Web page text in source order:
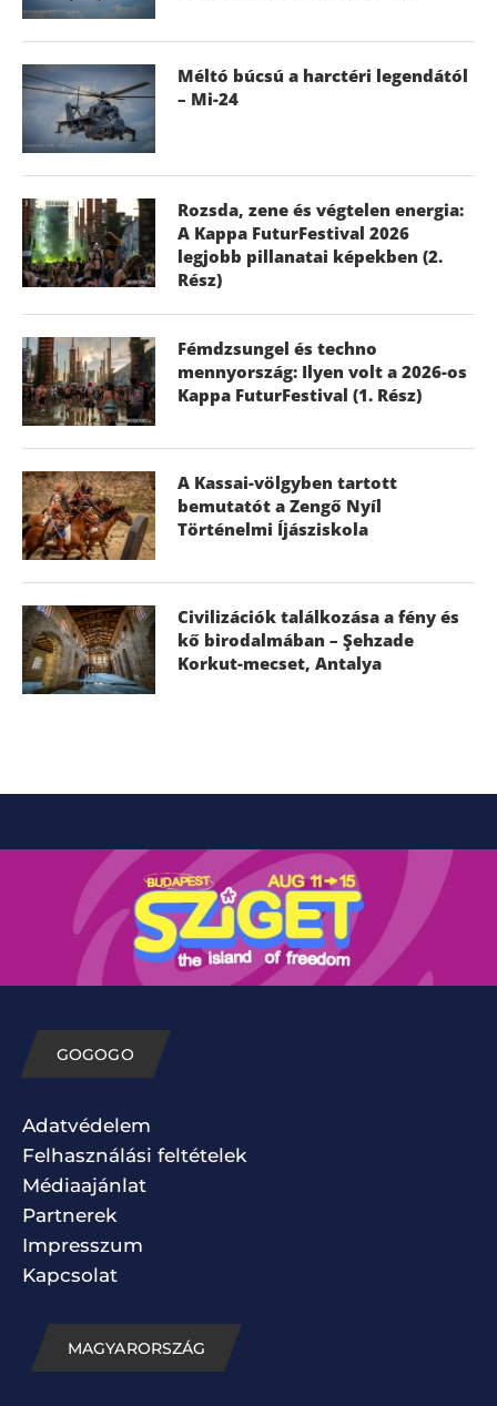
Méltó búcsú a harctéri legendától
– Mi-24
Rozsda, zene és végtelen energia:
A Kappa FuturFestival 2026
legjobb pillanatai képekben (2.
Rész)
Fémdzsungel és techno
mennyország: Ilyen volt a 2026-os
Kappa FuturFestival (1. Rész)
A Kassai-völgyben tartott
bemutatót a Zengő Nyíl
Történelmi Íjásziskola
Civilizációk találkozása a fény és
kő birodalmában – Şehzade
Korkut-mecset, Antalya
GOGOGO
Adatvédelem
Felhasználási feltételek
Médiaajánlat
Partnerek
Impresszum
Kapcsolat
MAGYARORSZÁG